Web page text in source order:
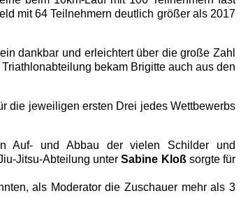
mit 64 Teilnehmern deutlich größer als 2017
dankbar und erleichtert über die große Zahl
bekam Brigitte auch aus den
die jeweiligen ersten Drei jedes Wettbewerbs
Auf- und Abbau der vielen Schilder und
Jitsu-Abteilung unterSabine Kloß sorgte für
als Moderator die Zuschauer mehr als 3